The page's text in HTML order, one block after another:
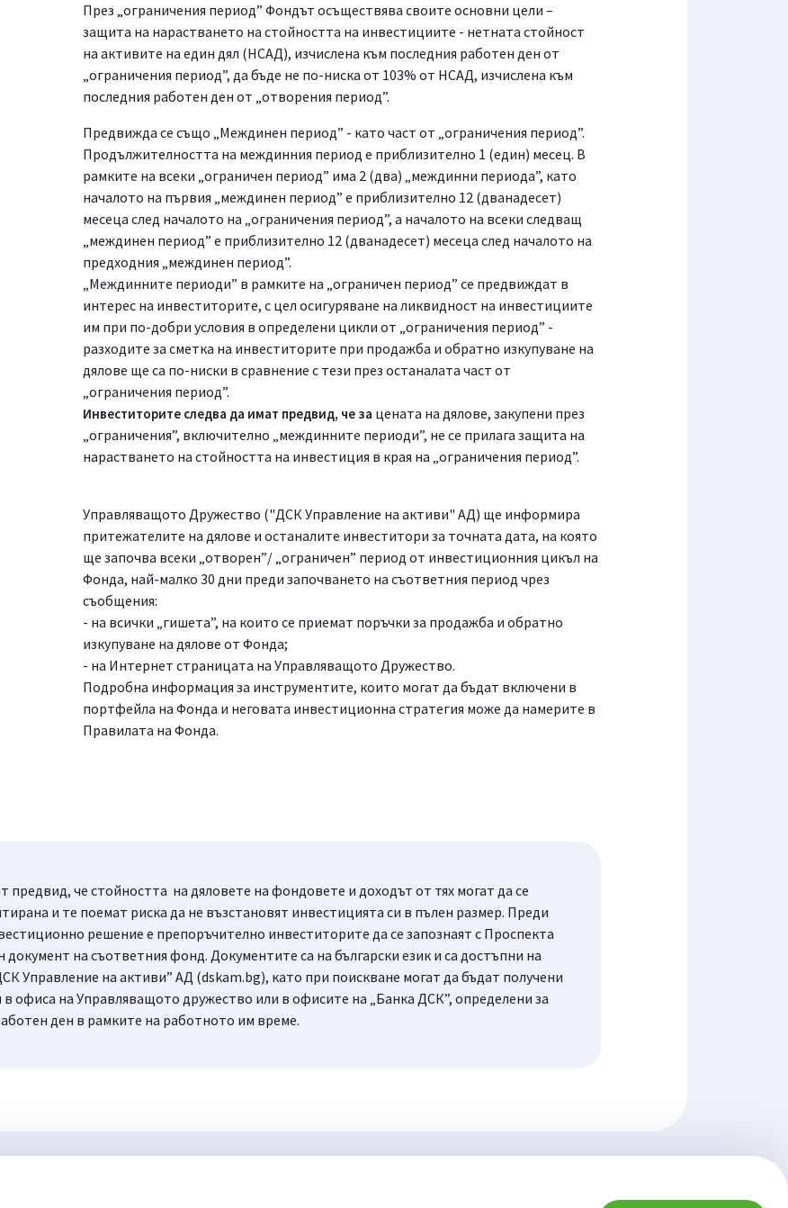
През „ограничения период” Фондът осъществява своите основни цели –
защита на нарастването на стойността на инвестициите - нетната стойност
на активите на един дял (НСАД), изчислена към последния работен ден от
„ограничения период”, да бъде не по-ниска от 103% от НСАД, изчислена към
последния работен ден от „отворения период”.
Предвижда се също „Междинен период” - като част от „ограничения период”.
Продължителността на междинния период е приблизително 1 (един) месец. В
рамките на всеки „ограничен период” има 2 (два) „междинни периода”, като
началото на първия „междинен период” е приблизително 12 (дванадесет)
месеца след началото на „ограничения период”, а началото на всеки следващ
„междинен период” e приблизително 12 (дванадесет) месеца след началото на
предходния „междинен период”.
„Междинните периоди” в рамките на „ограничен период” се предвиждат в
интерес на инвеститорите, с цел осигуряване на ликвидност на инвестициите
им при по-добри условия в определени цикли от „ограничения период” -
разходите за сметка на инвеститорите при продажба и обратно изкупуване на
дялове ще са по-ниски в сравнение с тези през останалата част от
„ограничения период”.
Инвеститорите следва да имат предвид, че за цената на дялове, закупени през
„ограничения”, включително „междинните периоди”, не се прилага защита на
нарастването на стойността на инвестиция в края на „ограничения период”.
Управляващото Дружество ("ДСК Управление на активи" АД) ще информира
притежателите на дялове и останалите инвеститори за точната дата, на която
ще започва всеки „отворен”/ „ограничен” период от инвестиционния цикъл на
Фонда, най-малко 30 дни преди започването на съответния период чрез
съобщения:
- на всички „гишета”, на които се приемат поръчки за продажба и обратно
изкупуване на дялове от Фонда;
- на Интернет страницата на Управляващото Дружество.
Подробна информация за инструментите, които могат да бъдат включени в
портфейла на Фонда и неговата инвестиционна стратегия може да намерите в
Правилата на Фонда.
предвид, че стойността на дяловете на фондовете и доходът от тях могат да се
и те поемат риска да не възстановят инвестицията си в пълен размер. Преди
решение е препоръчително инвеститорите да се запознаят с Проспекта
на съответния фонд. Документите са на български език и са достъпни на
Управление на активи” АД (dskam.bg), като при поискване могат да бъдат получени
в офиса на Управляващото дружество или в офисите на „Банка ДСК”, определени за
ден в рамките на работното им време.